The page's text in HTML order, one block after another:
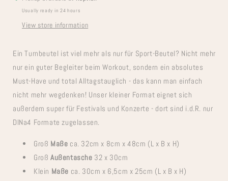
Usually ready in 24 hours
View store information
Ein Turnbeutel ist viel mehr als nur für Sport-Beutel? Nicht mehr
nur ein guter Begleiter beim Workout, sondern ein absolutes
Must-Have und total Alltagstauglich - das kann man einfach
nicht mehr wegdenken! Unser kleiner Format eignet sich
außerdem super für Festivals und Konzerte - dort sind i.d.R. nur
DINa4 Formate zugelassen.
Groß Maße ca. 32cm x 8cm x 48cm (L x B x H)
Groß Außentasche 32 x 30cm
Klein Maße ca. 30cm x 6,5cm x 25cm (L x B x H)